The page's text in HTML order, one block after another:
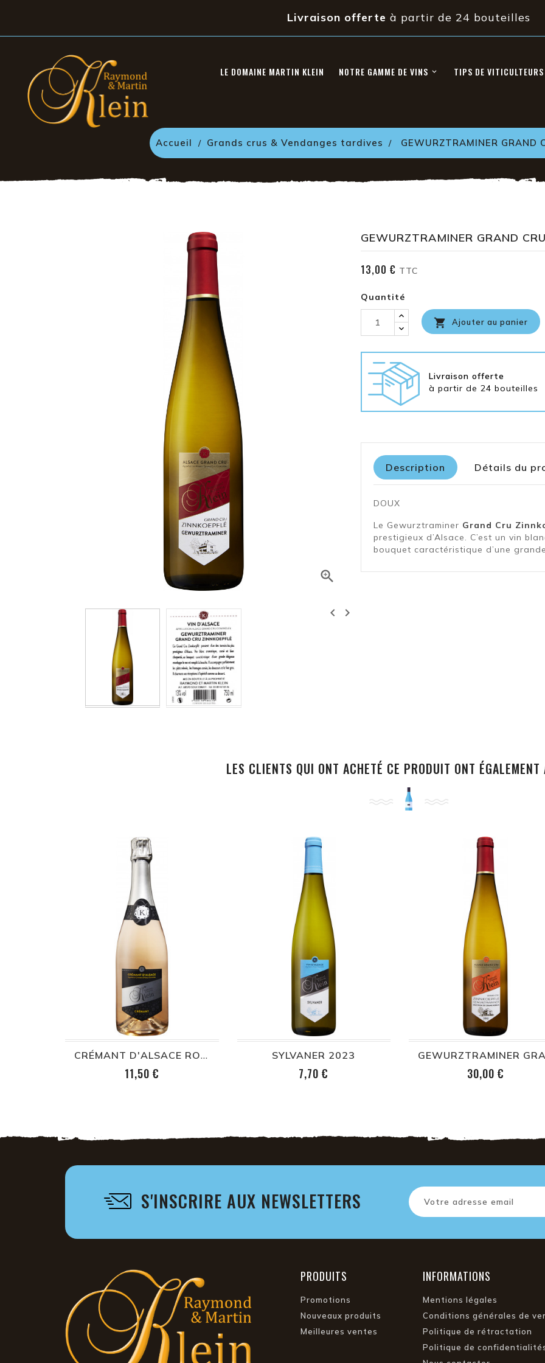
Livraison offerte à partir de 24 bouteilles
LE DOMAINE MARTIN KLEIN NOTRE GAMME DE VINS TIPS DE VITICULTEURS
Accueil Grands crus & Vendanges tardives GEWURZTRAMINER GRAND

 
GEWURZTRAMINER GRAND
13,00 € TTC
Quantité
 Ajouter au panier
Livraison offerte
à partir de 24 bouteilles
Description Détails du
DOUX
Le Gewurztraminer Grand Cru
prestigieux d’Alsace. C’est un vin
bouquet caractéristique d’une
LES CLIENTS QUI ONT ACHETÉ CE PRODUIT ONT ÉGALEMENT
CRÉMANT D'ALSACE ROSÉ 75cl
11,50 €
SYLVANER 2023
7,70 € 30,00 €
S'INSCRIRE AUX NEWSLETTERS
PRODUITS
Promotions
Nouveaux produits
Meilleures ventes
INFORMATIONS
Mentions légales
Conditions générales de
Politique de rétractation
Politique de